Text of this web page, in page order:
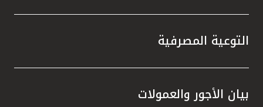
التوعية المصرفية
بيان الأجور والعمولات